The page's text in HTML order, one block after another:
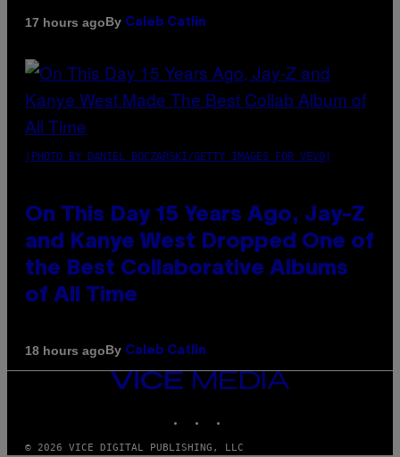
17 hours agoBy Caleb Catlin
(PHOTO BY DANIEL BOCZARSKI/GETTY IMAGES FOR VEVO)
On This Day 15 Years Ago, Jay-Z
and Kanye West Dropped One of
the Best Collaborative Albums
of All Time
18 hours agoBy Caleb Catlin
VICE
© 2026 VICE DIGITAL PUBLISHING, LLC